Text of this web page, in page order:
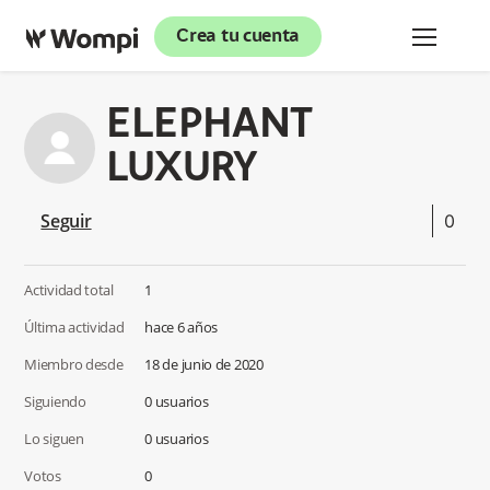
Crea tu cuenta
ELEPHANT
LUXURY
Seguir
Actividad total
1
Última actividad
hace 6 años
Miembro desde
18 de junio de 2020
Siguiendo
0 usuarios
Lo siguen
0 usuarios
Votos
0